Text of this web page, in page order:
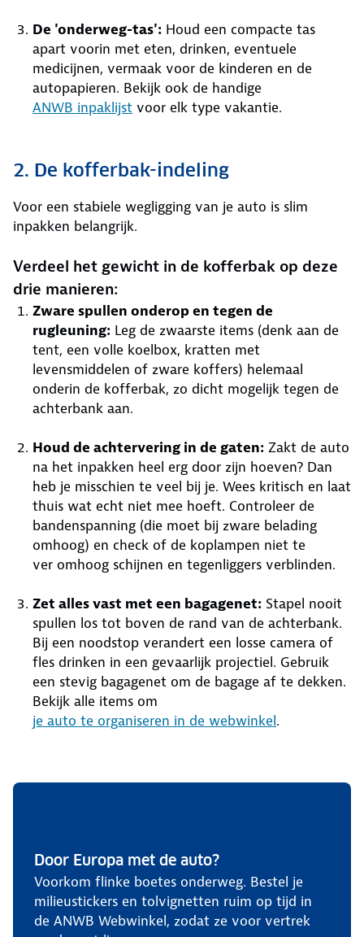
De 'onderweg-tas': Houd een compacte tas
apart voorin met eten, drinken, eventuele
medicijnen, vermaak voor de kinderen en de
autopapieren. Bekijk ook de handige
ANWB inpaklijst voor elk type vakantie.
2. De kofferbak-indeling
Voor een stabiele wegligging van je auto is slim
inpakken belangrijk.
Verdeel het gewicht in de kofferbak op deze
drie manieren:
Zware spullen onderop en tegen de
rugleuning: Leg de zwaarste items (denk aan de
tent, een volle koelbox, kratten met
levensmiddelen of zware koffers) helemaal
onderin de kofferbak, zo dicht mogelijk tegen de
achterbank aan.
Houd de achtervering in de gaten: Zakt de auto
na het inpakken heel erg door zijn hoeven? Dan
heb je misschien te veel bij je. Wees kritisch en laat
thuis wat echt niet mee hoeft. Controleer de
bandenspanning (die moet bij zware belading
omhoog) en check of de koplampen niet te
ver omhoog schijnen en tegenliggers verblinden.
Zet alles vast met een bagagenet: Stapel nooit
spullen los tot boven de rand van de achterbank.
Bij een noodstop verandert een losse camera of
fles drinken in een gevaarlijk projectiel. Gebruik
een stevig bagagenet om de bagage af te dekken.
Bekijk alle items om
je auto te organiseren in de webwinkel.
Door Europa met de auto?
Voorkom flinke boetes onderweg. Bestel je
milieustickers en tolvignetten ruim op tijd in
de ANWB Webwinkel, zodat ze voor vertrek